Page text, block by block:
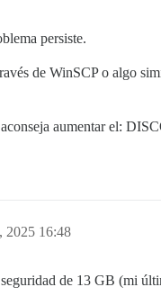
persiste.
de WinSCP o algo
aumentar el:
2025 16:48
de 13 GB (mi